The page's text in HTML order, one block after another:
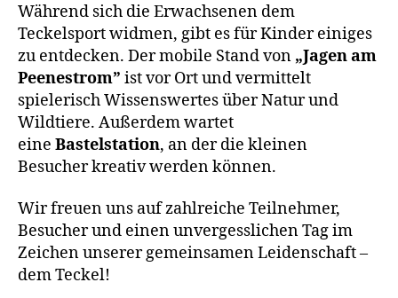
Während sich die Erwachsenen dem
Teckelsport widmen, gibt es für Kinder einiges
zu entdecken. Der mobile Stand von „Jagen am
Peenestrom” ist vor Ort und vermittelt
spielerisch Wissenswertes über Natur und
Wildtiere. Außerdem wartet
eine Bastelstation, an der die kleinen
Besucher kreativ werden können.
Wir freuen uns auf zahlreiche Teilnehmer,
Besucher und einen unvergesslichen Tag im
Zeichen unserer gemeinsamen Leidenschaft –
dem Teckel!